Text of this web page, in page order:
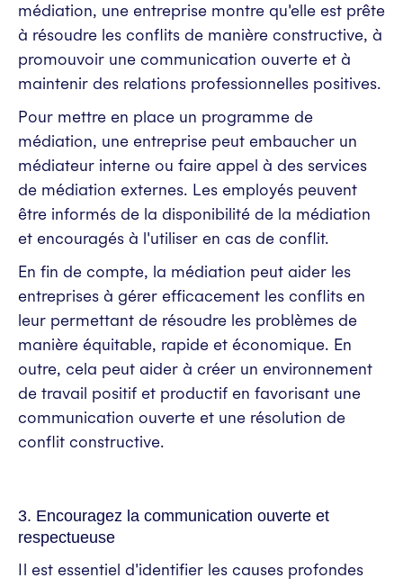
médiation, une entreprise montre qu'elle est prête
à résoudre les conflits de manière constructive, à
promouvoir une communication ouverte et à
maintenir des relations professionnelles positives.
Pour mettre en place un programme de
médiation, une entreprise peut embaucher un
médiateur interne ou faire appel à des services
de médiation externes. Les employés peuvent
être informés de la disponibilité de la médiation
et encouragés à l'utiliser en cas de conflit.
En fin de compte, la médiation peut aider les
entreprises à gérer efficacement les conflits en
leur permettant de résoudre les problèmes de
manière équitable, rapide et économique. En
outre, cela peut aider à créer un environnement
de travail positif et productif en favorisant une
communication ouverte et une résolution de
conflit constructive.
3. Encouragez la communication ouverte et
respectueuse
Il est essentiel d'identifier les causes profondes